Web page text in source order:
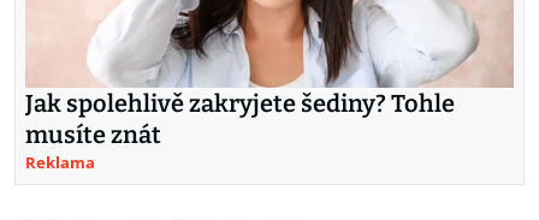
Jak spolehlivě zakryjete šediny? Tohle
musíte znát
Reklama